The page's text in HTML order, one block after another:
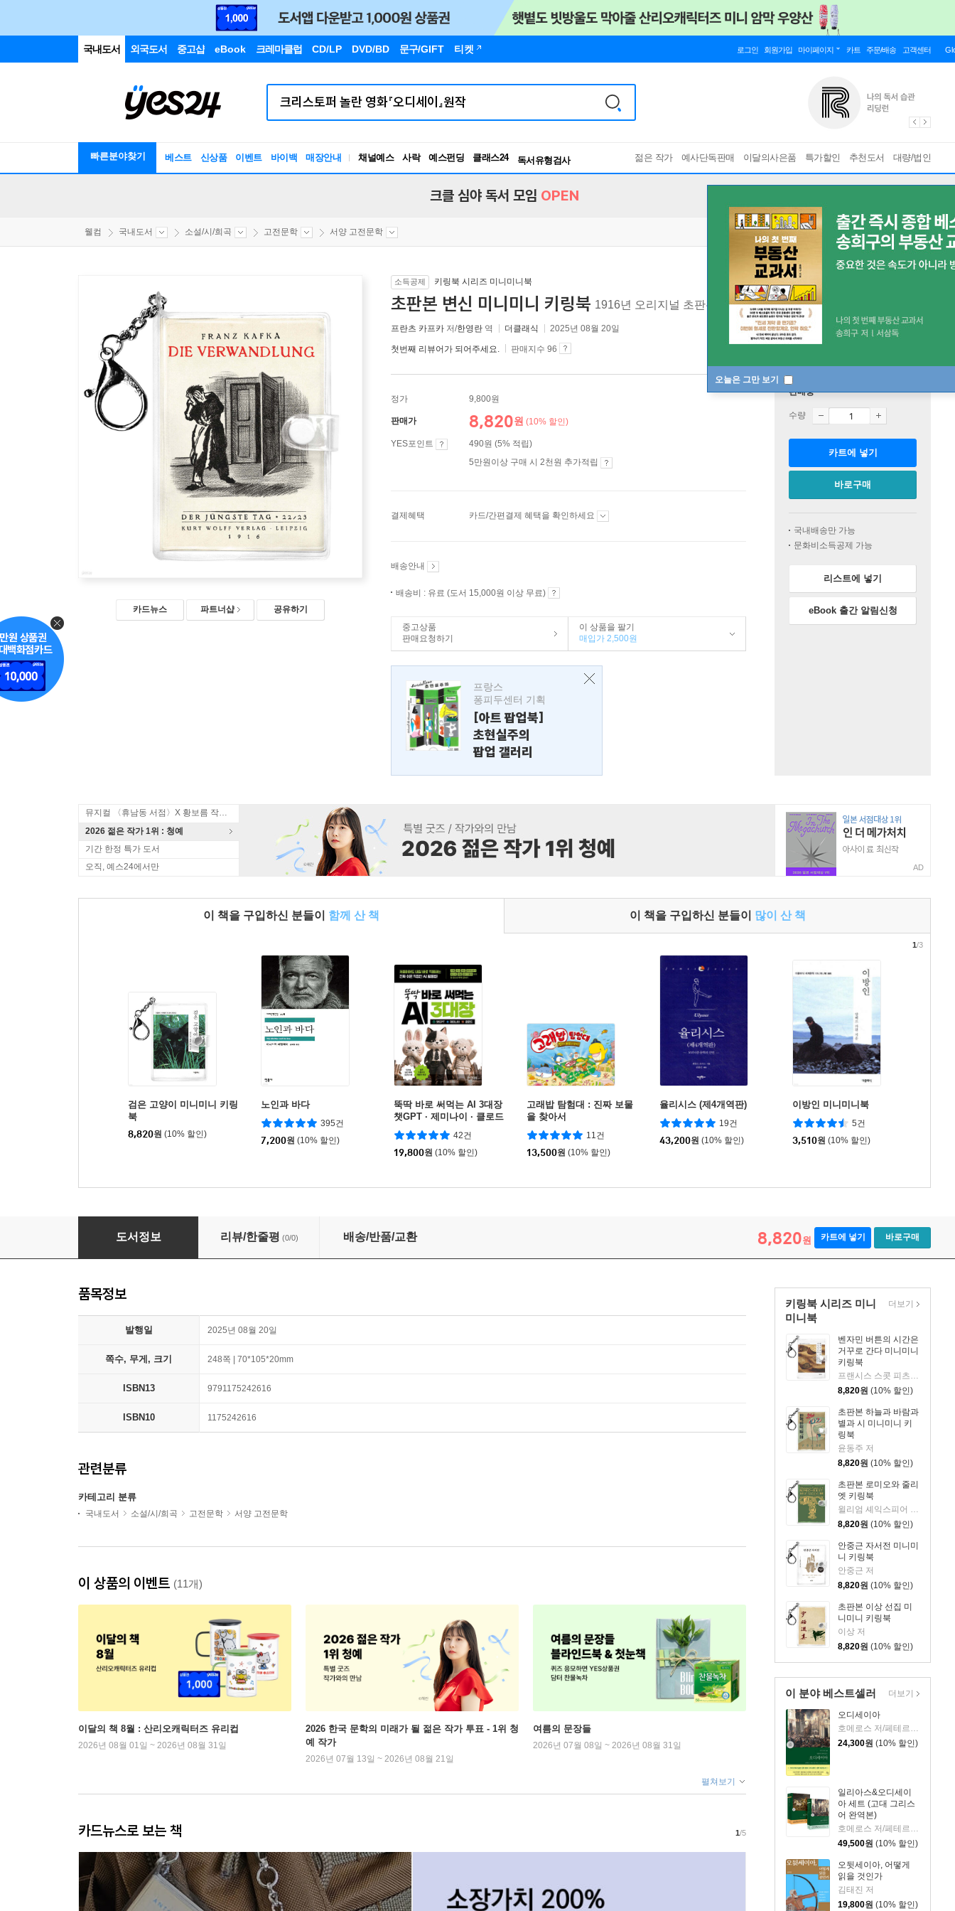
국내도서 외국도서 중고샵 eBook 크레마클럽 CD/LP DVD/BD 문구/GIFT 티켓 로그인 회원가입 마이페이지 카트 주문/배송 고객센터
빠른분야찾기 베스트 신상품 이벤트 바이백 매장안내 채널예스 사락 예스펀딩 클래스24
독서유형검사
RBTI Lab
젊은 작가 예사단독판매 이달의사은품 특가할인 추천도서 대량/법인
오늘은 그만 보기
크클 심야 독서 모임 OPEN
웰컴 국내도서 소설/시/희곡 고전문학 서양 고전문학
카드뉴스 파트너샵 공유하기
소득공제 키링북 시리즈 미니미니북
초판본 변신 미니미니 키링북 1916년 오리지널 초판본 표지디자인[ 개정판 ]
프란츠 카프카 저/한영란 역 더클래식 2025년 08월 20일
첫번째 리뷰어가 되어주세요. 판매지수 96
정가 9,800원
판매가 8,820원 (10% 할인)
YES포인트
490원 (5% 적립)
5만원이상 구매 시 2천원 추가적립
결제혜택 카드/간편결제 혜택을 확인하세요
배송안내
배송비 : 유료 (도서 15,000원 이상 무료)
중고상품
판매요청하기
이 상품을 팔기
매입가 2,500원
프랑스
퐁피두센터 기획
[아트 팝업북]
초현실주의
팝업 갤러리
판매중
수량
카트에 넣기
바로구매
국내배송만 가능
문화비소득공제 가능
리스트에 넣기
eBook 출간 알림신청
뮤지컬 〈휴남동 서점〉X 황보름 작가 북토크
2026 젊은 작가 1위 : 청예
기간 한정 특가 도서
오직, 예스24에서만
AD
이 책을 구입하신 분들이 함께 산 책 이 책을 구입하신 분들이 많이 산 책
검은 고양이 미니미니 키링
북
8,820원 (10% 할인)
노인과 바다
395건
7,200원 (10% 할인)
뚝딱 바로 써먹는 AI 3대장
챗GPT · 제미나이 · 클로드
42건
19,800원 (10% 할인)
고래밥 탐험대 : 진짜 보물
을 찾아서
11건
13,500원 (10% 할인)
율리시스 (제4개역판)
19건
43,200원 (10% 할인)
이방인 미니미니북
5건
3,510원 (10% 할인)
1/3
초판본 변신 미니미니 키링북
도서정보 리뷰/한줄평 (0/0) 배송/반품/교환 8,820원 카트에 넣기 바로구매
키링북 시리즈 미니
미니북
벤자민 버튼의 시간은
거꾸로 간다 미니미니
키링북
프랜시스 스콧 피츠제럴드 저/허윤정 역
8,820원 (10% 할인)
초판본 하늘과 바람과
별과 시 미니미니 키
링북
윤동주 저
8,820원 (10% 할인)
초판본 로미오와 줄리
엣 키링북
윌리엄 셰익스피어 저/한우리 역
8,820원 (10% 할인)
안중근 자서전 미니미
니 키링북
안중근 저
8,820원 (10% 할인)
초판본 이상 선집 미
니미니 키링북
이상 저
8,820원 (10% 할인)
더보기
이 분야 베스트셀러
오디세이아
호메로스 저/페테르 파울 루벤스 그림/박문재 역
24,300원 (10% 할인)
일리아스&오디세이
아 세트 (고대 그리스
어 완역본)
호메로스 저/페테르 파울 루벤스 그림/박문재 역
49,500원 (10% 할인)
오뒷세이아, 어떻게
읽을 것인가
김태진 저
19,800원 (10% 할인)
더보기
품목정보
발행일 2025년 08월 20일
쪽수, 무게, 크기 248쪽 | 70*105*20mm
ISBN13 9791175242616
ISBN10 1175242616
관련분류
카테고리 분류
국내도서 소설/시/희곡 고전문학 서양 고전문학
이 상품의 이벤트 (11개)
이달의 책 8월 : 산리오캐릭터즈 유리컵
2026년 08월 01일 ~ 2026년 08월 31일
2026 한국 문학의 미래가 될 젊은 작가 투표 - 1위 청
예 작가
2026년 07월 13일 ~ 2026년 08월 21일
여름의 문장들
2026년 07월 08일 ~ 2026년 08월 31일
펼쳐보기
카드뉴스로 보는 책 1/5